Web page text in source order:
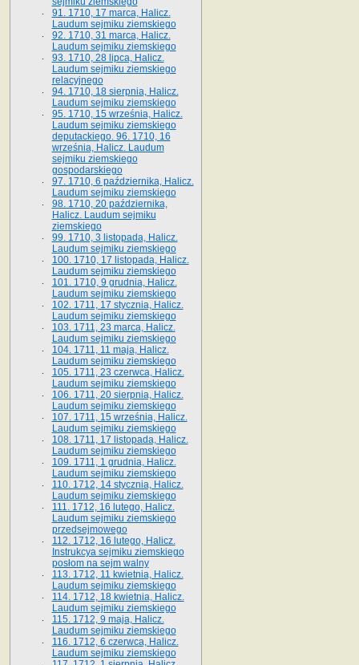
91. 1710, 17 marca, Halicz.
Laudum sejmiku ziemskiego
92. 1710, 31 marca, Halicz.
Laudum sejmiku ziemskiego
93. 1710, 28 lipca, Halicz.
Laudum sejmiku ziemskiego
relacyjnego
94. 1710, 18 sierpnia, Halicz.
Laudum sejmiku ziemskiego
95. 1710, 15 września, Halicz.
Laudum sejmiku ziemskiego
deputackiego. 96. 1710, 16
września, Halicz. Laudum
sejmiku ziemskiego
gospodarskiego
97. 1710, 6 października, Halicz.
Laudum sejmiku ziemskiego
98. 1710, 20 października,
Halicz. Laudum sejmiku
ziemskiego
99. 1710, 3 listopada, Halicz.
Laudum sejmiku ziemskiego
100. 1710, 17 listopada, Halicz.
Laudum sejmiku ziemskiego
101. 1710, 9 grudnia, Halicz.
Laudum sejmiku ziemskiego
102. 1711, 17 stycznia, Halicz.
Laudum sejmiku ziemskiego
103. 1711, 23 marca, Halicz.
Laudum sejmiku ziemskiego
104. 1711, 11 maja, Halicz.
Laudum sejmiku ziemskiego
105. 1711, 23 czerwca, Halicz.
Laudum sejmiku ziemskiego
106. 1711, 20 sierpnia, Halicz.
Laudum sejmiku ziemskiego
107. 1711, 15 września, Halicz.
Laudum sejmiku ziemskiego
108. 1711, 17 listopada, Halicz.
Laudum sejmiku ziemskiego
109. 1711, 1 grudnia, Halicz.
Laudum sejmiku ziemskiego
110. 1712, 14 stycznia, Halicz.
Laudum sejmiku ziemskiego
111. 1712, 16 lutego, Halicz.
Laudum sejmiku ziemskiego
przedsejmowego
112. 1712, 16 lutego, Halicz.
Instrukcya sejmiku ziemskiego
posłom na sejm walny
113. 1712, 11 kwietnia, Halicz.
Laudum sejmiku ziemskiego
114. 1712, 18 kwietnia, Halicz.
Laudum sejmiku ziemskiego
115. 1712, 9 maja, Halicz.
Laudum sejmiku ziemskiego
116. 1712, 6 czerwca, Halicz.
Laudum sejmiku ziemskiego